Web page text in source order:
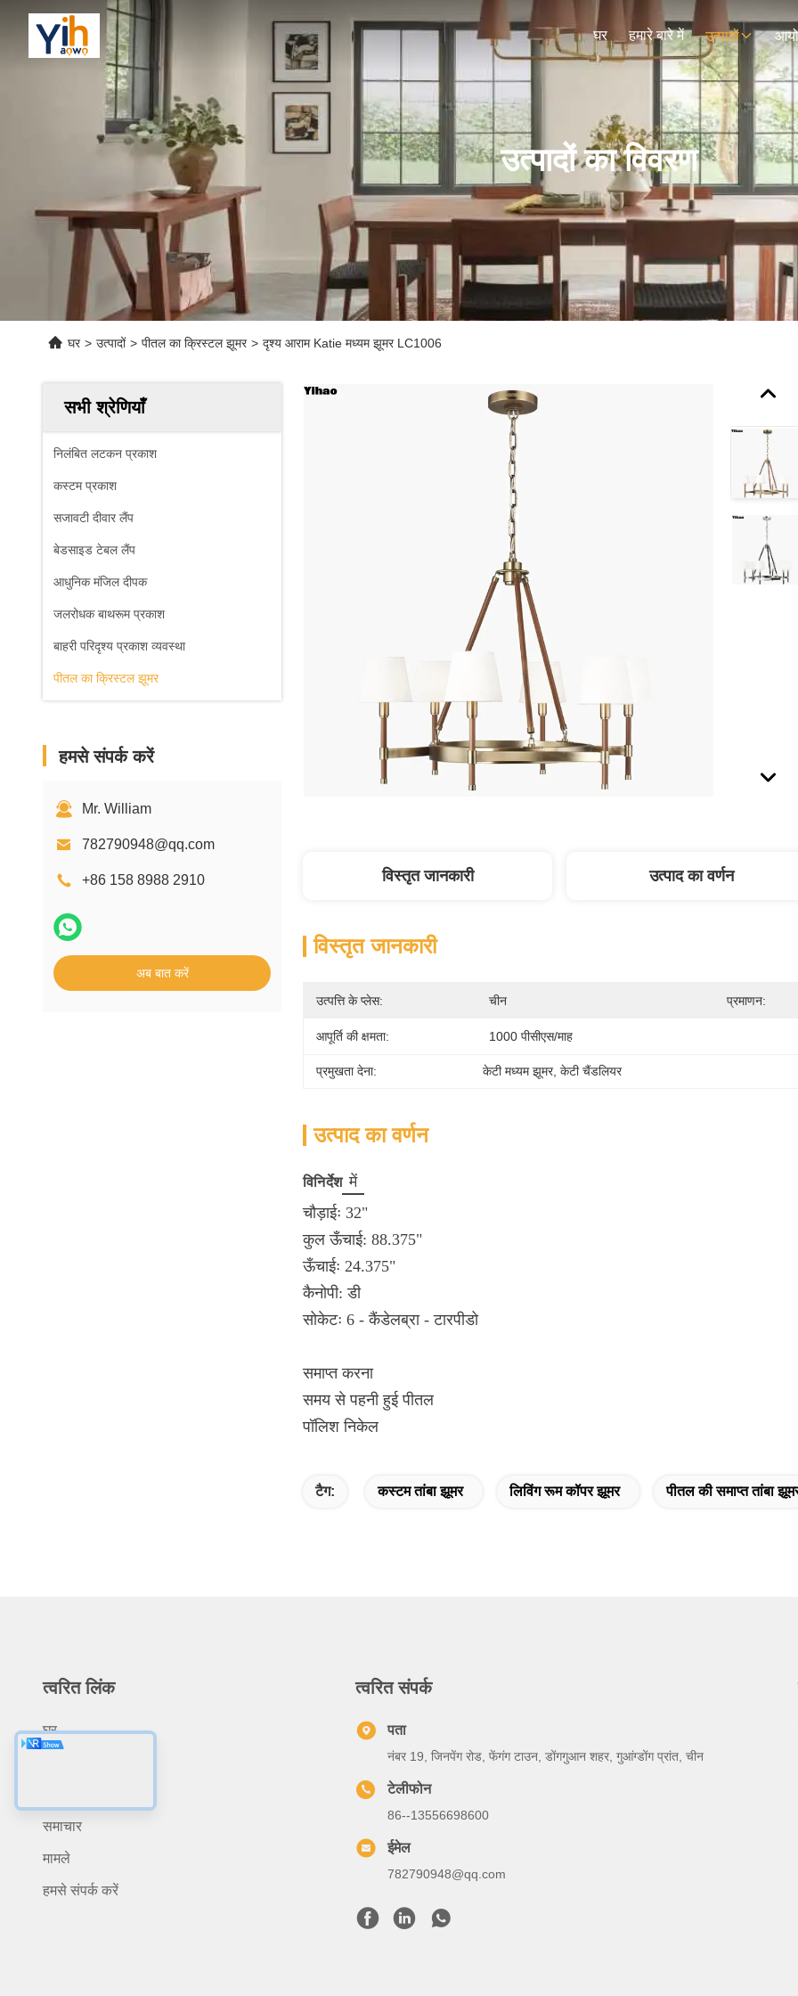
घर हमारे बारे में उत्पादों
उत्पादों का विवरण
घर > उत्पादों > पीतल का क्रिस्टल झूमर > दृश्य आराम Katie मध्यम झूमर LC1006
सभी श्रेणियाँ
निलंबित लटकन प्रकाश
कस्टम प्रकाश
सजावटी दीवार लैंप
बेडसाइड टेबल लैंप
आधुनिक मंजिल दीपक
जलरोधक बाथरूम प्रकाश
बाहरी परिदृश्य प्रकाश व्यवस्था
पीतल का क्रिस्टल झूमर
हमसे संपर्क करें
Mr. William
782790948@qq.com
+86 158 8988 2910
अब बात करें
विस्तृत जानकारी उत्पाद का वर्णन
विस्तृत जानकारी
उत्पत्ति के प्लेस: चीन प्रमाणन:
आपूर्ति की क्षमता: 1000 पीसीएस/माह
प्रमुखता देना: केटी मध्यम झूमर, केटी चैंडलियर
उत्पाद का वर्णन
विनिर्देश में
चौड़ाईः 32"
कुल ऊँचाई: 88.375"
ऊँचाईः 24.375"
कैनोपी: डी
सोकेटः 6 - कैंडेलब्रा - टारपीडो
समाप्त करना
समय से पहनी हुई पीतल
पॉलिश निकेल
टैग: कस्टम तांबा झूमर लिविंग रूम कॉपर झूमर पीतल की समाप्त तांबा
त्वरित लिंक
घर
समाचार
मामले
हमसे संपर्क करें
त्वरित संपर्क
पता
नंबर 19, जिनपेंग रोड, फेंगंग टाउन, डोंगगुआन शहर, गुआंग्डोंग प्रांत, चीन
टेलीफोन
86--13556698600
ईमेल
782790948@qq.com